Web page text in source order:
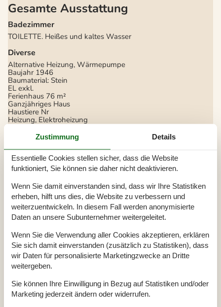
Gesamte Ausstattung
Badezimmer
TOILETTE. Heißes und kaltes Wasser
Diverse
Alternative Heizung, Wärmepumpe
Baujahr 1946
Baumaterial: Stein
EL exkl.
Ferienhaus 76 m²
Ganzjähriges Haus
Haustiere Nr
Heizung, Elektroheizung
Renoviert 2014
Self-Service-Check-in
Staubsauger
Waschmaschine
Wasser inkl.
Wäschetrockner
Draußen
Gartenmöbel
Grill
Drinnen
Fußbodenheizung im Badezimmer
Kaminofen
Elektrogeräte
1 Fernseher
DK-DR1/TV2
Flachbildfernseher 32
Zustimmung Details
Essentielle Cookies stellen sicher, dass die Website
funktioniert, Sie können sie daher nicht deaktivieren.
Wenn Sie damit einverstanden sind, dass wir Ihre Statistiken
erheben, hilft uns dies, die Website zu verbessern und
weiterzuentwickeln. In diesem Fall werden anonymisierte
Daten an unsere Subunternehmer weitergeleitet.
Wenn Sie die Verwendung aller Cookies akzeptieren, erklären
Sie sich damit einverstanden (zusätzlich zu Statistiken), dass
wir Daten für personalisierte Marketingzwecke an Dritte
weitergeben.
Sie können Ihre Einwilligung in Bezug auf Statistiken und/oder
Marketing jederzeit ändern oder widerrufen.